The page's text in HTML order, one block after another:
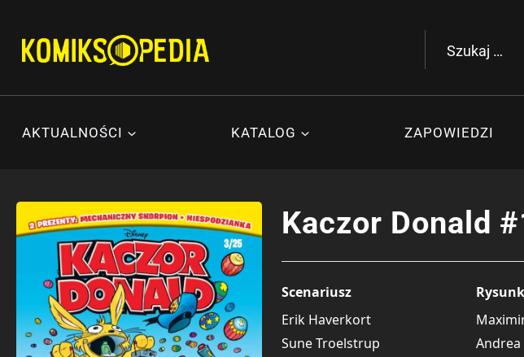
treści
Szukaj:
AKTUALNOŚCI KATALOG ZAPOWIEDZI
Kaczor Donald
Scenariusz
Erik Haverkort
Sune Troelstrup